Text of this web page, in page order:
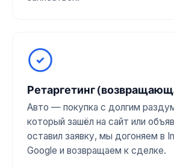
Ретаргетинг
Авто — покупка с долгим
который зашёл на сайт или
оставил заявку, мы догоняем в
Google и возвращаем к сделке.